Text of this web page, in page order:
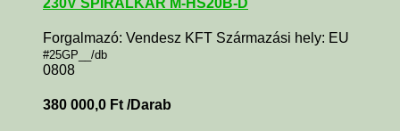
Forgalmazó: Vendesz KFT Származási hely: EU
#25GP__/db
0808
380 000,0 Ft /Darab